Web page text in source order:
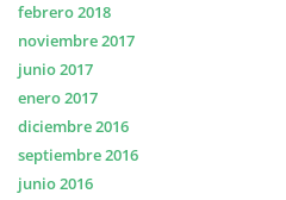
febrero 2018
noviembre 2017
junio 2017
enero 2017
diciembre 2016
septiembre 2016
junio 2016